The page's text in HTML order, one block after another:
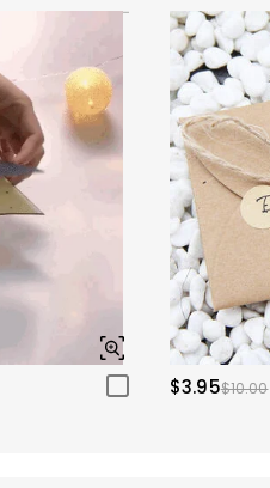
$3.95$10.00